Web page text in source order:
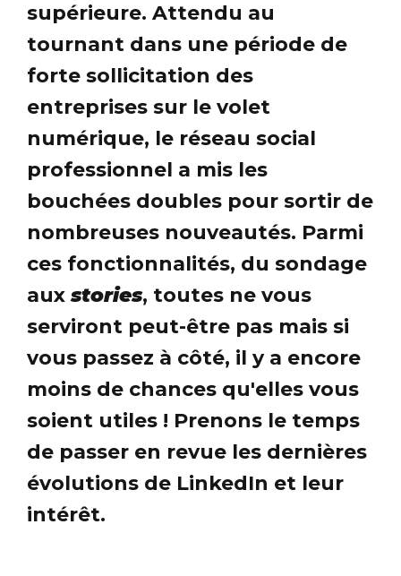
supérieure. Attendu au
tournant dans une période de
forte sollicitation des
entreprises sur le volet
numérique, le réseau social
professionnel a mis les
bouchées doubles pour sortir de
nombreuses nouveautés. Parmi
ces fonctionnalités, du sondage
auxstories, toutes ne vous
serviront peut-être pas mais si
vous passez à côté, il y a encore
moins de chances qu'elles vous
soient utiles ! Prenons le temps
de passer en revue les dernières
évolutions de LinkedIn et leur
intérêt.